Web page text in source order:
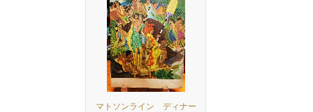
マトソンライン ディナー